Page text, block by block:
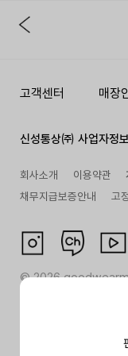
고객센터 매장
신성통상㈜ 사업자정보
회사소개 이용약관
채무지급보증안내
고
©2026